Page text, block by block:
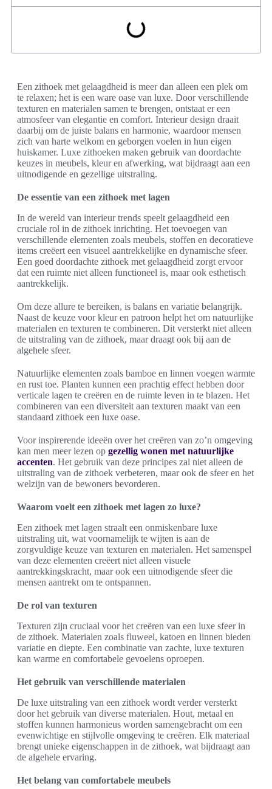
Een zithoek met gelaagdheid is meer dan alleen een plek om
te relaxen; het is een ware oase van luxe. Door verschillende
texturen en materialen samen te brengen, ontstaat er een
atmosfeer van elegantie en comfort. Interieur design draait
daarbij om de juiste balans en harmonie, waardoor mensen
zich van harte welkom en geborgen voelen in hun eigen
huiskamer. Luxe zithoeken maken gebruik van doordachte
keuzes in meubels, kleur en afwerking, wat bijdraagt aan een
uitnodigende en gezellige uitstraling.
De essentie van een zithoek met lagen
In de wereld van interieur trends speelt gelaagdheid een
cruciale rol in de zithoek inrichting. Het toevoegen van
verschillende elementen zoals meubels, stoffen en decoratieve
items creëert een visueel aantrekkelijke en dynamische sfeer.
Een goed doordachte zithoek met gelaagdheid zorgt ervoor
dat een ruimte niet alleen functioneel is, maar ook esthetisch
aantrekkelijk.
Om deze allure te bereiken, is balans en variatie belangrijk.
Naast de keuze voor kleur en patroon helpt het om natuurlijke
materialen en texturen te combineren. Dit versterkt niet alleen
de uitstraling van de zithoek, maar draagt ook bij aan de
algehele sfeer.
Natuurlijke elementen zoals bamboe en linnen voegen warmte
en rust toe. Planten kunnen een prachtig effect hebben door
verticale lagen te creëren en de ruimte leven in te blazen. Het
combineren van een diversiteit aan texturen maakt van een
standaard zithoek een luxe oase.
Voor inspirerende ideeën over het creëren van zo’n omgeving
kan men meer lezen op gezellig wonen met natuurlijke
accenten. Het gebruik van deze principes zal niet alleen de
uitstraling van de zithoek verbeteren, maar ook de sfeer en het
welzijn van de bewoners bevorderen.
Waarom voelt een zithoek met lagen zo luxe?
Een zithoek met lagen straalt een onmiskenbare luxe
uitstraling uit, wat voornamelijk te wijten is aan de
zorgvuldige keuze van texturen en materialen. Het samenspel
van deze elementen creëert niet alleen visuele
aantrekkingskracht, maar ook een uitnodigende sfeer die
mensen aantrekt om te ontspannen.
De rol van texturen
Texturen zijn cruciaal voor het creëren van een luxe sfeer in
de zithoek. Materialen zoals fluweel, katoen en linnen bieden
variatie en diepte. Een combinatie van zachte, luxe texturen
kan warme en comfortabele gevoelens oproepen.
Het gebruik van verschillende materialen
De luxe uitstraling van een zithoek wordt verder versterkt
door het gebruik van diverse materialen. Hout, metaal en
stoffen kunnen harmonieus worden samengebracht om een
evenwichtige en stijlvolle omgeving te creëren. Elk materiaal
brengt unieke eigenschappen in de zithoek, wat bijdraagt aan
de algehele ervaring.
Het belang van comfortabele meubels